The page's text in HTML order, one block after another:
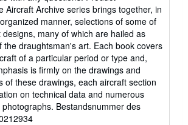
Aircraft Archive series brings together, in
manner, selections of some of
many of which are hailed as
the draughtsman's art. Each book covers
of a particular period or type and,
is firmly on the drawings and
of these drawings, each aircraft section
on technical data and numerous
Bestandsnummer des